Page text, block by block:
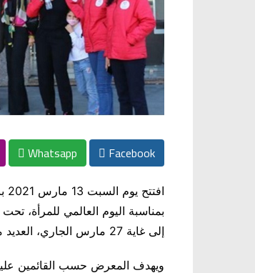
Facebook
Whatsapp
بمناسبة اليوم العالمي للمرأة،
إلى غاية 27 مارس الجاري، العديد من الزوار والشخصيات التي تنتمي إلى عالم الفن والثقافة و الرياضة.
ويهدف المعرض حسب القائمين